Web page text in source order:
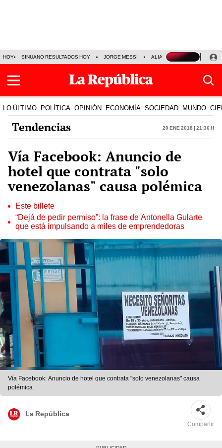
HOY SINUANO RESULTADOS HOY JORGE MESSI ALIANZA LIMA VS SPORT
LO ÚLTIMO POLÍTICA OPINIÓN ECONOMÍA SOCIEDAD MUNDO
Tendencias 20 Ene 2018 | 21:36 h
Vía Facebook: Anuncio de
hotel que contrata "solo
venezolanas" causa polémica
Este billete
“Dejá de pedir permiso”: la frase de Antonella Gularte
que está impulsando a miles de emprendedoras
Vía Facebook: Anuncio de hotel que contrata "solo venezolanas" causa
polémica
La República
Compartir